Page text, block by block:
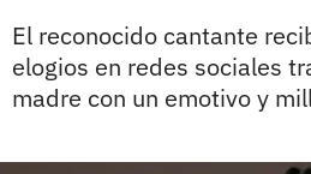
El reconocido cantante
elogios en redes sociales
madre con un emotivo y